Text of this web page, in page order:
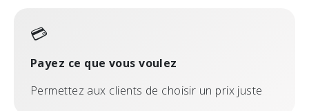
💳
Payez ce que vous voulez
Permettez aux clients de choisir un prix juste